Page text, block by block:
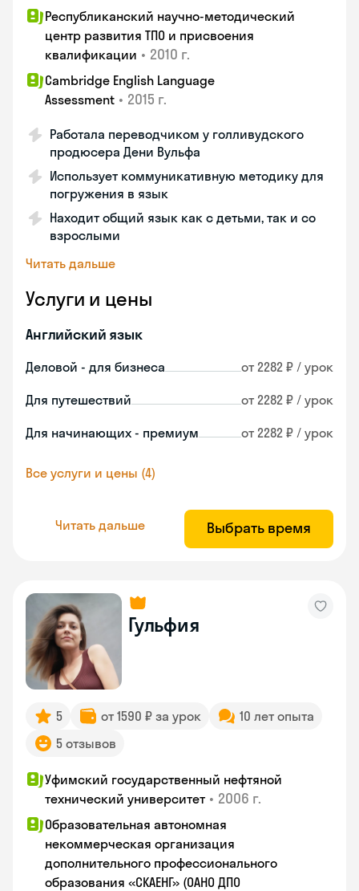
Республиканский научно-методический
центр развития ТПО и присвоения
квалификации • 2010 г.
Cambridge English Language
Assessment • 2015 г.
Работала переводчиком у голливудского
продюсера Дени Вульфа
Использует коммуникативную методику для
погружения в язык
Находит общий язык как с детьми, так и со
взрослыми
Читать дальше
Услуги и цены
Английский язык
Деловой - для бизнеса от 2282 ₽ / урок
Для путешествий от 2282 ₽ / урок
Для начинающих - премиум от 2282 ₽ / урок
Все услуги и цены (4)
Читать дальше Выбрать время
Гульфия
5 от 1590 ₽ за урок
10 лет опыта
5 отзывов
Уфимский государственный нефтяной
технический университет • 2006 г.
Образовательная автономная
некоммерческая организация
дополнительного профессионального
образования «СКАЕНГ» (ОАНО ДПО